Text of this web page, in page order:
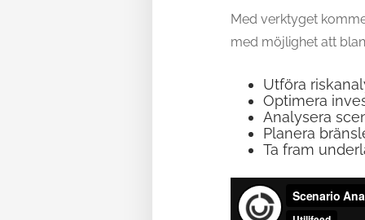
Med verktyget
med möjlighet att
Utföra
Optimera
Analysera
Planera
Ta fram